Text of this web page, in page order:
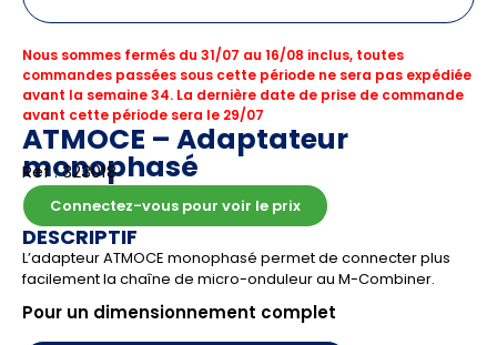
Nous sommes fermés du 31/07 au 16/08 inclus, toutes
commandes passées sous cette période ne sera pas expédiée
avant la semaine 34. La dernière date de prise de commande
avant cette période sera le 29/07
ATMOCE – Adaptateur
monophasé
Ref : 323018
Connectez-vous pour voir le prix
DESCRIPTIF
L’adapteur ATMOCE monophasé permet de connecter plus
facilement la chaîne de micro-onduleur au M-Combiner.
Pour un dimensionnement complet